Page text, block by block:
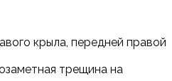
крыла, передней правой
трещина на